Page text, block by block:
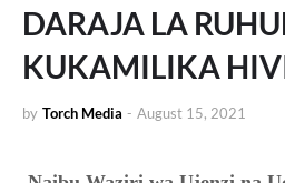
DARAJA LA
KUKAMILIKA
by Torch Media - August 15, 2021